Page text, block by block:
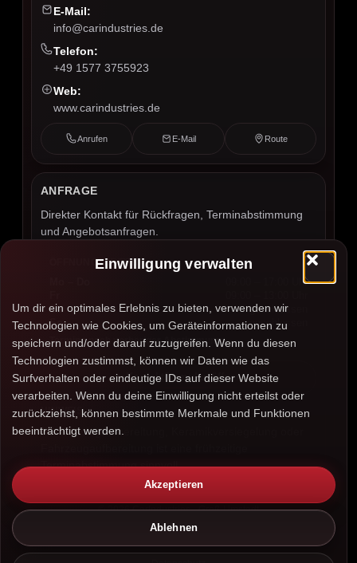
Einwilligung verwalten
Um dir ein optimales Erlebnis zu bieten, verwenden wir
Technologien wie Cookies, um Geräteinformationen zu
speichern und/oder darauf zuzugreifen. Wenn du diesen
Technologien zustimmst, können wir Daten wie das
Surfverhalten oder eindeutige IDs auf dieser Website
verarbeiten. Wenn du deine Einwilligung nicht erteilst oder
zurückziehst, können bestimmte Merkmale und Funktionen
beeinträchtigt werden.
Akzeptieren
Ablehnen
E-Mail:
info@carindustries.de
Telefon:
+49 1577 3755923
Web:
www.carindustries.de
Anrufen E-Mail Route
ANFRAGE
Direkter Kontakt für Rückfragen, Terminabstimmung
und Angebotsanfragen.
ÖFFNUNGSZEITEN
09:00 – 17:00 Uhr
Sa
geschlossen
So
geschlossen
Termine nach vorheriger Abstimmung.
Kontaktformular öffnen
HINWEIS
Für Leasingaufbereitung, Keramikversiegelung oder
Terminabstimmung sinnvoll.
©2026CarIndustries · Groß-Umstadt
Impressum